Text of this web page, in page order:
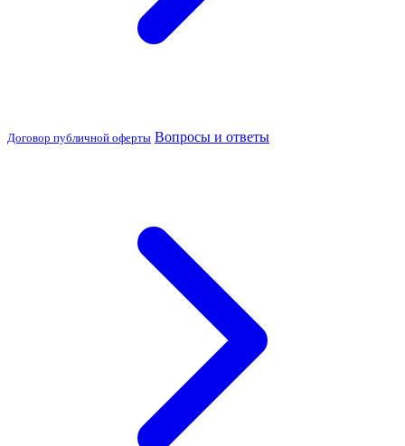
Договор публичной оферты Вопросы и ответы